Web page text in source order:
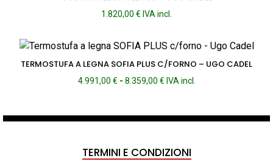
1.820,00 € IVA incl.
TERMOSTUFA A LEGNA SOFIA PLUS C/FORNO – UGO CADEL
4.991,00 € - 8.359,00 €Fascia
da
8.359,00 €
IVA incl.
TERMINI E CONDIZIONI